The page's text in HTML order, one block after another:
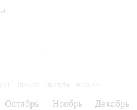
21 2021/22 2022/23
2023/24
Октябрь Ноябрь Декабрь